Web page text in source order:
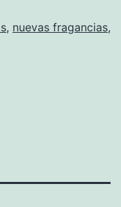
, nuevas fragancias,